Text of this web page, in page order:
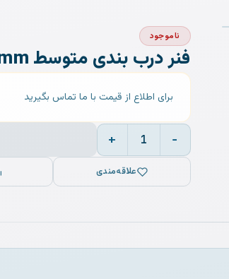
ناموجود
فنر درب بندی متوسط 4mm بسته ۶ عددی
برای اطلاع از قیمت با ما تماس بگیرید
−
1
+
علاقه‌مندی